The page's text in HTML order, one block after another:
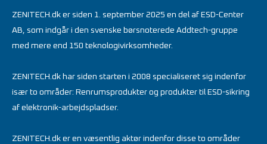
ZENITECH.dk er siden 1. september 2025 en del af ESD-Center
AB, som indgår i den svenske børsnoterede Addtech-gruppe
med mere end 150 teknologivirksomheder.
ZENITECH.dk har siden starten i 2008 specialiseret sig indenfor
især to områder: Renrumsprodukter og produkter til ESD-sikring
af elektronik-arbejdspladser.
ZENITECH.dk er en væsentlig aktør indenfor disse to områder